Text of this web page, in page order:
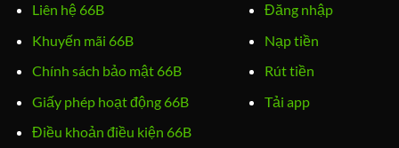
Liên hệ 66B
Khuyến mãi 66B
Chính sách bảo mật 66B
Giấy phép hoạt động 66B
Điều khoản điều kiện 66B
Đăng nhập
Nạp tiền
Rút tiền
Tải app